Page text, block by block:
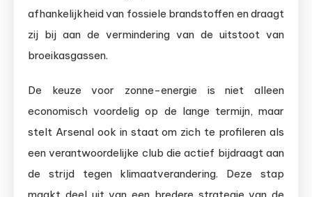
afhankelijkheid van fossiele brandstoffen en draagt
zij bij aan de vermindering van de uitstoot van
broeikasgassen.
De keuze voor zonne-energie is niet alleen
economisch voordelig op de lange termijn, maar
stelt Arsenal ook in staat om zich te profileren als
een verantwoordelijke club die actief bijdraagt aan
de strijd tegen klimaatverandering. Deze stap